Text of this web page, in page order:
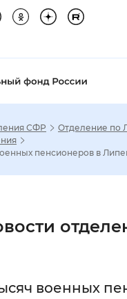
режима
СФР
Отделение по
пенсионеров в
военных